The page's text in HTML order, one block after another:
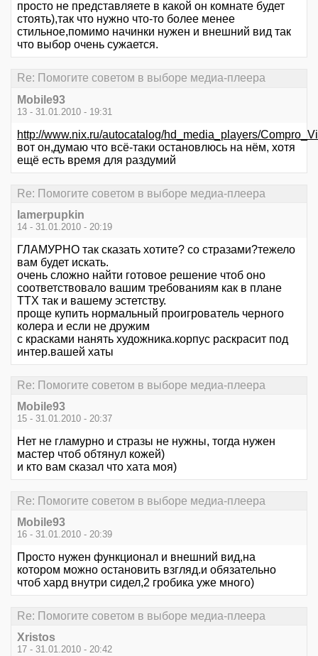
просто не представляете в какой он комнате будет
стоять),так что нужно что-то более менее
стильное,помимо начинки нужен и внешний вид так
что выбор очень сужается.
Re: Помогите советом в выборе медиа-плеера
Mobile93
13 - 31.01.2010 - 19:31
http://www.nix.ru/autocatalog/hd_media_players/
вот он,думаю что всё-таки остановлюсь на нём, хотя
ещё есть время для раздумий
Re: Помогите советом в выборе медиа-плеера
lamerpupkin
14 - 31.01.2010 - 20:19
ГЛАМУРНО так сказать хотите? со стразами?тежело
вам будет искать.
очень сложно найти готовое решение чтоб оно
соответствовало вашим требованиям как в плане
ТТХ так и вашему эстетству.
проще купить нормальный проигрователь черного
колера и если не дружим
с красками нанять художника.корпус раскрасит под
интер.вашей хаты
Re: Помогите советом в выборе медиа-плеера
Mobile93
15 - 31.01.2010 - 20:37
Нет не гламурно и стразы не нужны, тогда нужен
мастер чтоб обтянул кожей)
и кто вам сказал что хата моя)
Re: Помогите советом в выборе медиа-плеера
Mobile93
16 - 31.01.2010 - 20:39
Просто нужен функционал и внешний вид,на
котором можно остановить взгляд.и обязательно
чтоб хард внутри сидел,2 гробика уже много)
Re: Помогите советом в выборе медиа-плеера
Xristos
17 - 31.01.2010 - 20:42